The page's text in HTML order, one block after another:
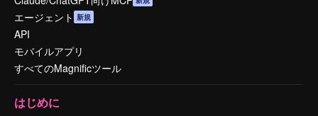
エージェント 新規
API
モバイルアプリ
すべてのMagnificツール
はじめに